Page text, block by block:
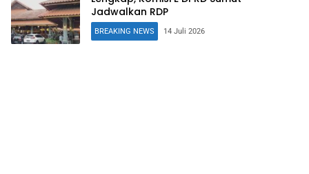
Jadwalkan RDP
BREAKING NEWS 14 Juli 2026